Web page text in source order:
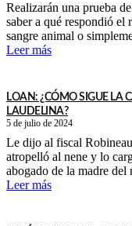
Realizarán una prueba
saber a qué respondió el
sangre animal o
Leer más
LOAN: ¿CÓMO SIGUE LA
LAUDELINA?
5 de julio de 2024
Le dijo al fiscal
atropelló al nene y lo
abogado de la madre del
Leer más